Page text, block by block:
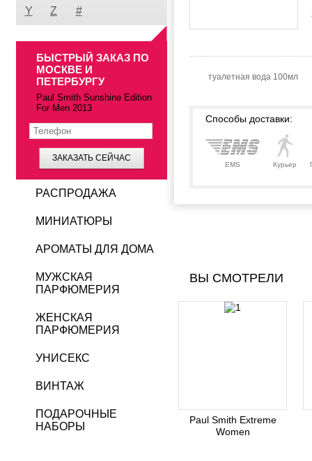
туалетная вода 100мл
Способы доставки:
EMS Курьер
ВЫ СМОТРЕЛИ
Paul Smith Extreme
Women
Y
Z #
БЫСТРЫЙ ЗАКАЗ ПО
МОСКВЕ И
ПЕТЕРБУРГУ
Paul Smith Sunshine Edition
For Men 2013
ЗАКАЗАТЬ СЕЙЧАС
РАСПРОДАЖА
МИНИАТЮРЫ
АРОМАТЫ ДЛЯ ДОМА
МУЖСКАЯ
ПАРФЮМЕРИЯ
ЖЕНСКАЯ
ПАРФЮМЕРИЯ
УНИСЕКС
ВИНТАЖ
ПОДАРОЧНЫЕ
НАБОРЫ